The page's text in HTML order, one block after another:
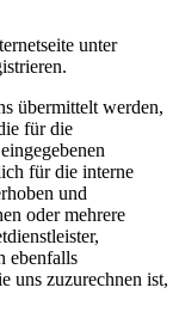
unter
übermittelt werden,
für die
für die interne
und
oder mehrere
ebenfalls
uns zuzurechnen ist,